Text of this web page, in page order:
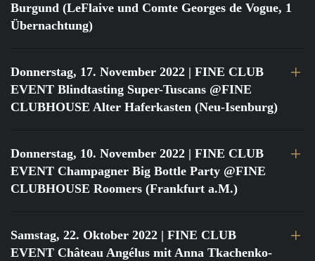
Burgund (LeFlaive und Comte Georges de Vogue, 1
Übernachtung)
Donnerstag, 17. November 2022 | FINE CLUB
EVENT Blindtasting Super-Tuscans @FINE
CLUBHOUSE Alter Haferkasten (Neu-Isenburg)
Donnerstag, 10. November 2022 | FINE CLUB
EVENT Champagner Big Bottle Party @FINE
CLUBHOUSE Roomers (Frankfurt a.M.)
Samstag, 22. Oktober 2022 | FINE CLUB
EVENT Château Angélus mit Anna Tkachenko-